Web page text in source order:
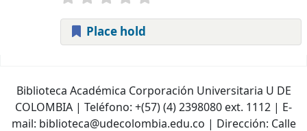
Place hold
Biblioteca Académica Corporación Universitaria U DE
COLOMBIA | Teléfono: +(57) (4) 2398080 ext. 1112 | E-
mail: biblioteca@udecolombia.edu.co | Dirección: Calle